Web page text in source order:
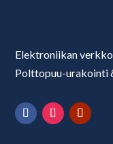
Elektroniikan
Polttopuu-urakointi